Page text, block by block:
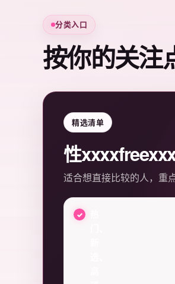
分类入口
按你的关注
精选清单
性
适合想直接比较的人，重